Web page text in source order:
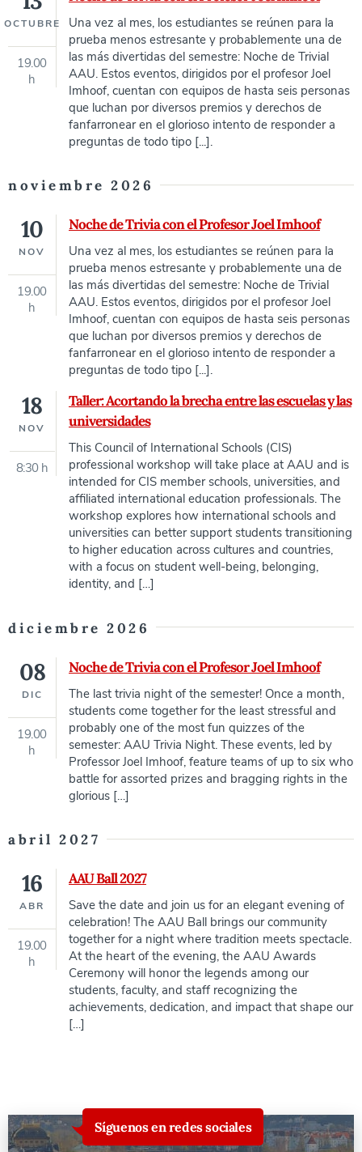
OCTUBRE
19.00
h
Una vez al mes, los estudiantes se reúnen para la
prueba menos estresante y probablemente una de
las más divertidas del semestre: Noche de Trivial
AAU. Estos eventos, dirigidos por el profesor Joel
Imhoof, cuentan con equipos de hasta seis personas
que luchan por diversos premios y derechos de
fanfarronear en el glorioso intento de responder a
preguntas de todo tipo [...].
noviembre 2026
Noche de Trivia con el Profesor Joel Imhoof
10
NOV
19.00
h
Una vez al mes, los estudiantes se reúnen para la
prueba menos estresante y probablemente una de
las más divertidas del semestre: Noche de Trivial
AAU. Estos eventos, dirigidos por el profesor Joel
Imhoof, cuentan con equipos de hasta seis personas
que luchan por diversos premios y derechos de
fanfarronear en el glorioso intento de responder a
preguntas de todo tipo [...].
Taller: Acortando la brecha entre las escuelas y las
universidades
18
NOV
8:30 h
This Council of International Schools (CIS)
professional workshop will take place at AAU and is
intended for CIS member schools, universities, and
affiliated international education professionals. The
workshop explores how international schools and
universities can better support students transitioning
to higher education across cultures and countries,
with a focus on student well-being, belonging,
identity, and […]
diciembre 2026
Noche de Trivia con el Profesor Joel Imhoof
08
DIC
19.00
h
The last trivia night of the semester! Once a month,
students come together for the least stressful and
probably one of the most fun quizzes of the
semester: AAU Trivia Night. These events, led by
Professor Joel Imhoof, feature teams of up to six who
battle for assorted prizes and bragging rights in the
glorious […]
abril 2027
AAU Ball 2027
16
ABR
19.00
h
Save the date and join us for an elegant evening of
celebration! The AAU Ball brings our community
together for a night where tradition meets spectacle.
At the heart of the evening, the AAU Awards
Ceremony will honor the legends among our
students, faculty, and staff recognizing the
achievements, dedication, and impact that shape our
[…]
Síguenos en redes sociales